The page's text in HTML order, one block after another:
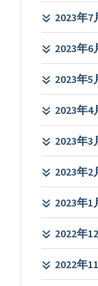
2023年7
2023年6
2023年5
2023年4
2023年3
2023年2
2023年1
2022年
2022年